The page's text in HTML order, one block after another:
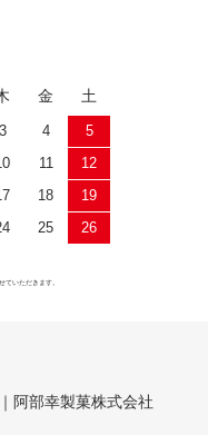
金 土
3 4
5
11
12
18
19
25
26
ていただきます。
阿部幸製菓株式会社